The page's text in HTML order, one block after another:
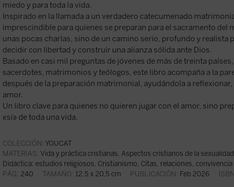
miedo y para toda la vida.
Inspirado en la llamada a un verdadero catecumenado
imprescindible para quienes se preparan para el sacramento del
unas pocas charlas, sino de un camino serio, profundo y realista
decidir con libertad y construir una alianza sólida ante Dios.
Basado en casi mil preguntas de jóvenes de más de treinta
sacerdotes, matrimonios y teólogos, este libro acompaña a la
después de la preparación matrimonial, ayudándola a reflexionar,
amor.
Un libro clave para quienes no quieren jugar con el amor, sino
«sí» de toda una vida.
COLECCIÓN: YOUCAT
MATERIAS: Vida y práctica cristianas Aspectos cristianos de la
Didáctica: estudios religiosos. Cristianismo Citas, relaciones,
PÁG: 240 TAMAÑO: 12,5 x 20,5 cm PUBLICACIÓN: Feb 2026